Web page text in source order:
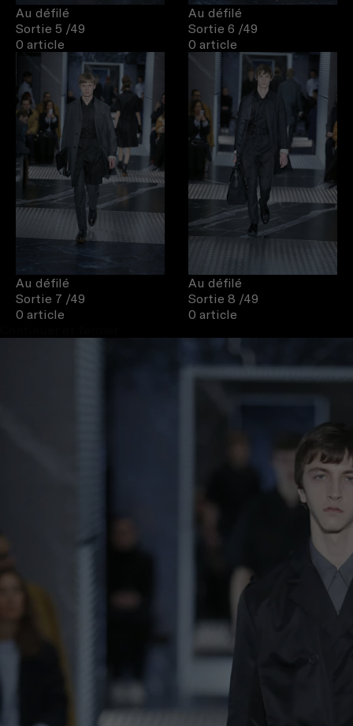
Au défilé
Sortie 5 /49
0 article
Au défilé
Sortie 6 /49
0 article
Au défilé
Sortie 7 /49
0 article
Au défilé
Sortie 8 /49
0 article